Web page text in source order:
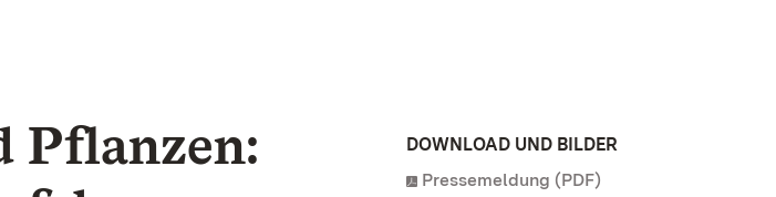
Pflanzen:
DOWNLOAD UND BILDER
Pressemeldung (PDF)